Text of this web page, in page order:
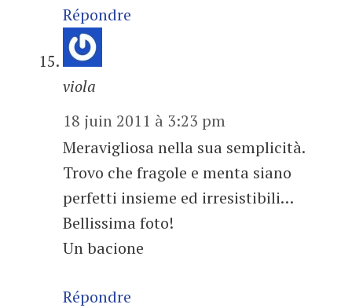
Répondre
viola
18 juin 2011 à 3:23 pm
Meravigliosa nella sua semplicità.
Trovo che fragole e menta siano
perfetti insieme ed irresistibili…
Bellissima foto!
Un bacione
Répondre